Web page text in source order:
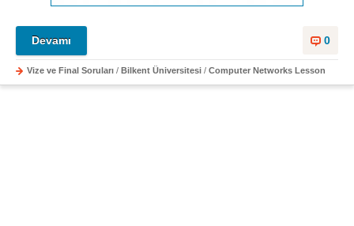
0
Devamı
Vize ve Final Soruları / Bilkent Üniversitesi / Computer Networks Lesson